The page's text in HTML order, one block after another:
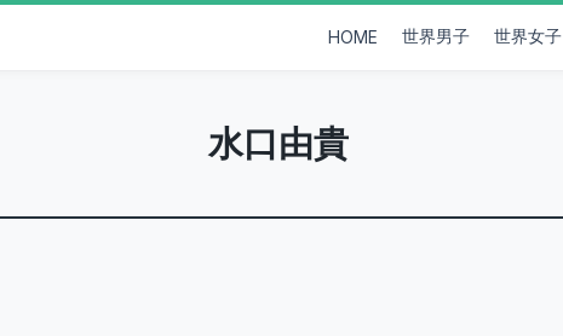
HOME 世界男子 世界女子
水口由貴